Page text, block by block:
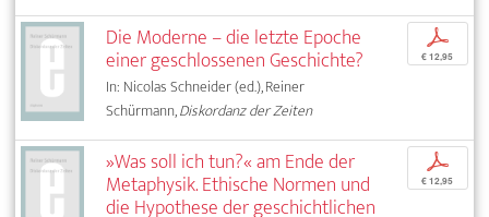
Die Moderne – die letzte Epoche
einer geschlossenen Geschichte?
In: Nicolas Schneider (ed.), Reiner
Schürmann,Diskordanz der Zeiten
p
€ 12,95
»Was soll ich tun?« am Ende der
Metaphysik. Ethische Normen und
die Hypothese der geschichtlichen
p
€ 12,95